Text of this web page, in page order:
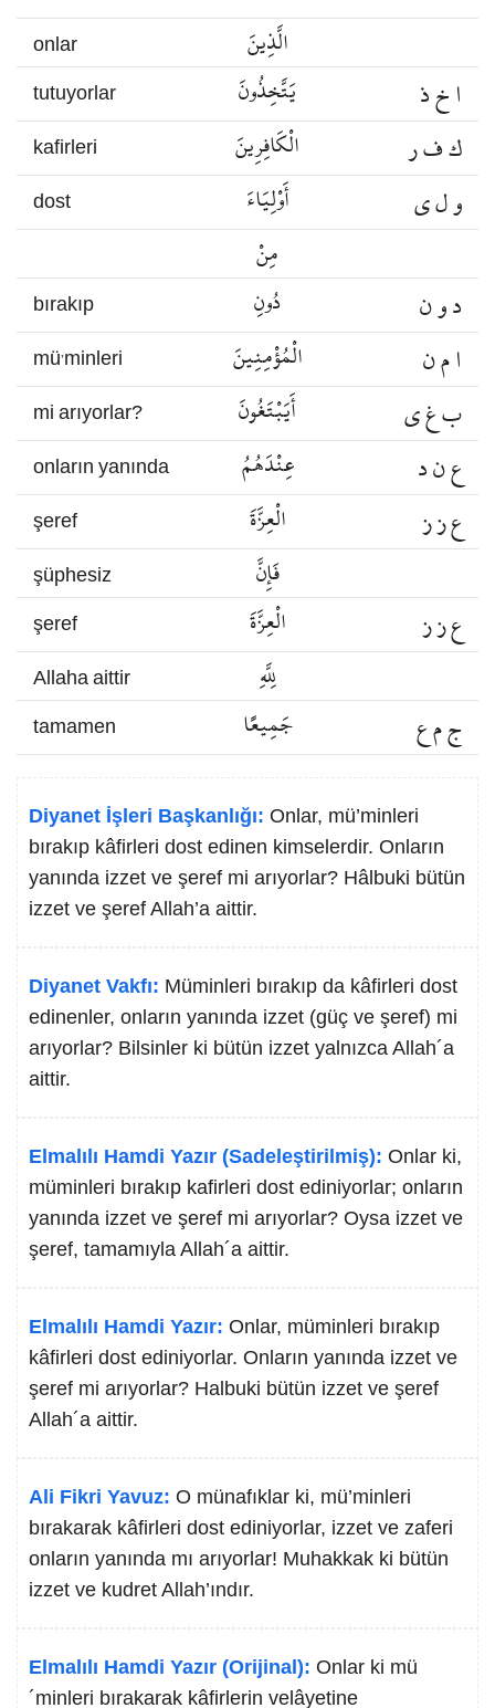
onlar الَّذِينَ
tutuyorlar يَتَّخِذُونَ ا خ ذ
kafirleri الْكَافِرِينَ ك ف ر
dost أَوْلِيَاءَ و ل ي
مِنْ
bırakıp دُونِ د و ن
mü’minleri الْمُؤْمِنِينَ ا م ن
mi arıyorlar? أَيَبْتَغُونَ ب غ ي
onların yanında عِنْدَهُمُ ع ن د
şeref الْعِزَّةَ ع ز ز
şüphesiz فَإِنَّ
şeref الْعِزَّةَ ع ز ز
Allaha aittir لِلَّهِ
tamamen جَمِيعًا ج م ع
Diyanet İşleri Başkanlığı: Onlar, mü’minleri
bırakıp kâfirleri dost edinen kimselerdir. Onların
yanında izzet ve şeref mi arıyorlar? Hâlbuki bütün
izzet ve şeref Allah’a aittir.
Diyanet Vakfı: Müminleri bırakıp da kâfirleri dost
edinenler, onların yanında izzet (güç ve şeref) mi
arıyorlar? Bilsinler ki bütün izzet yalnızca Allah´a
aittir.
Elmalılı Hamdi Yazır (Sadeleştirilmiş): Onlar ki,
müminleri bırakıp kafirleri dost ediniyorlar; onların
yanında izzet ve şeref mi arıyorlar? Oysa izzet ve
şeref, tamamıyla Allah´a aittir.
Elmalılı Hamdi Yazır: Onlar, müminleri bırakıp
kâfirleri dost ediniyorlar. Onların yanında izzet ve
şeref mi arıyorlar? Halbuki bütün izzet ve şeref
Allah´a aittir.
Ali Fikri Yavuz: O münafıklar ki, mü’minleri
bırakarak kâfirleri dost ediniyorlar, izzet ve zaferi
onların yanında mı arıyorlar! Muhakkak ki bütün
izzet ve kudret Allah’ındır.
Elmalılı Hamdi Yazır (Orijinal): Onlar ki mü
´minleri bırakarak kâfirlerin velâyetine